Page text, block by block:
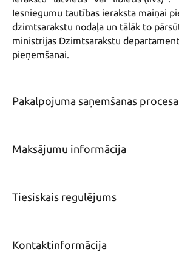
Iesniegumu tautības ieraksta maiņai
dzimtsarakstu nodaļa un tālāk to
ministrijas Dzimtsarakstu
pieņemšanai.
Pakalpojuma saņemšanas
Maksājumu informācija
Tiesiskais regulējums
Kontaktinformācija